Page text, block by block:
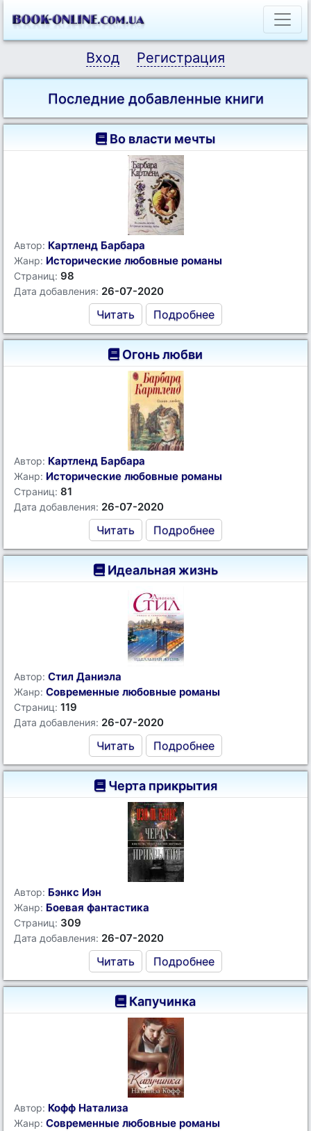
Вход Регистрация
Последние добавленные книги
Во власти мечты
Автор: Картленд Барбара
Жанр: Исторические любовные романы
Страниц: 98
Дата добавления: 26-07-2020
Читать Подробнее
Огонь любви
Автор: Картленд Барбара
Жанр: Исторические любовные романы
Страниц: 81
Дата добавления: 26-07-2020
Читать Подробнее
Идеальная жизнь
Автор: Стил Даниэла
Жанр: Современные любовные романы
Страниц: 119
Дата добавления: 26-07-2020
Читать Подробнее
Черта прикрытия
Автор: Бэнкс Иэн
Жанр: Боевая фантастика
Страниц: 309
Дата добавления: 26-07-2020
Читать Подробнее
Капучинка
Автор: Кофф Натализа
Жанр: Современные любовные романы